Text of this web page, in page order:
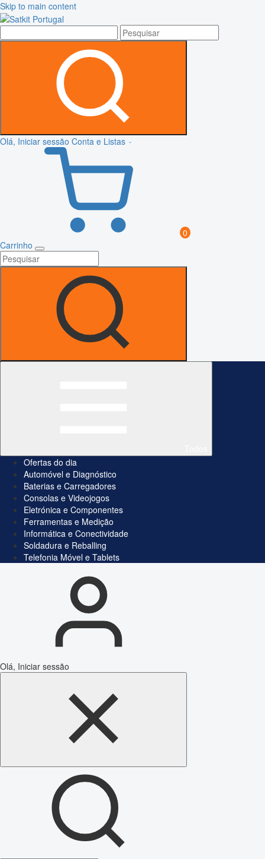
Skip to main content
Olá, Iniciar sessão Conta e Listas
0
Carrinho
Ofertas do dia
Automóvel e Diagnóstico
Baterias e Carregadores
Consolas e Videojogos
Eletrónica e Componentes
Ferramentas e Medição
Informática e Conectividade
Soldadura e Reballing
Telefonia Móvel e Tablets
Olá, Iniciar sessão